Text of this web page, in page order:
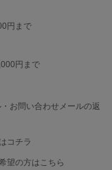
円まで
円まで
お問い合わせメールの返
コチラ
望の方はこちら